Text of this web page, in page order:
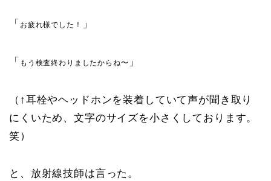
「 お疲れ様でした！ 」
「 もう検査終わりましたからね〜 」
（↑耳栓やヘッドホンを装着していて声が聞き取り
にくいため、文字のサイズを小さくしております。
笑）
と、放射線技師は言った。